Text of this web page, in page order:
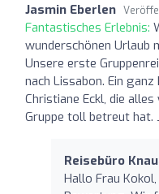
Jasmin Eberlen
Fantastisches Erlebnis:
wunderschönen Urlaub
Unsere erste
nach Lissabon. Ein
Christiane Eckl, die
Gruppe toll betreut hat.
Reisebüro
Hallo Frau